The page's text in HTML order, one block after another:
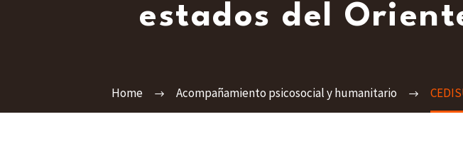
estados del
Home Acompañamiento psicosocial y humanitario